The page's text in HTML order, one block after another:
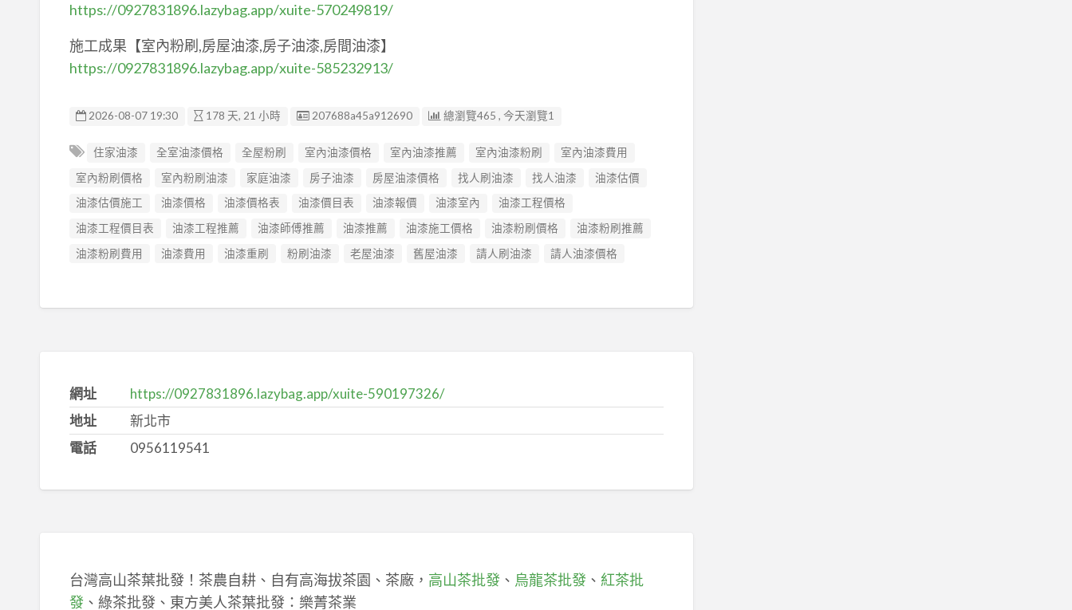
https://0927831896.lazybag.app/xuite-570249819/
施工成果【室內粉刷,房屋油漆,房子油漆,房間油漆】
https://0927831896.lazybag.app/xuite-585232913/
2026-08-07 19:30 178 天, 21 小時 廣告编號
207688a45a912690 總瀏覽465 , 今天瀏覽1
住家油漆 全室油漆價格 全屋粉刷 室內油漆價格 室內油漆推薦 室內油漆粉刷
室內油漆費用
室內粉刷價格
室內粉刷油漆 家庭油漆 房子油漆 房屋油漆價格 找人刷油漆 找人油漆
油漆估價
油漆估價施工
油漆價格 油漆價格表 油漆價目表 油漆報價 油漆室內
油漆工程價格
油漆工程價目表
油漆工程推薦 油漆師傅推薦 油漆推薦 油漆施工價格 油漆粉刷價格
油漆粉刷推薦
油漆粉刷費用
油漆費用 油漆重刷 粉刷油漆 老屋油漆 舊屋油漆 請人刷油漆 請人油漆價格
網址
https://0927831896.lazybag.app/xuite-590197326/
地址
新北市
電話
0956119541
台灣高山茶葉批發！茶農自耕、自有高海拔茶園、茶廠， 高山茶批發、 烏龍茶批發、 紅茶批
發、綠茶批發、東方美人茶葉批發：樂菁茶業